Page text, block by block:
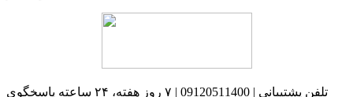
تلفن پشتیبانی | 09120511400 | ۷ روز هفته، ۲۴ ساعته پاسخگوی